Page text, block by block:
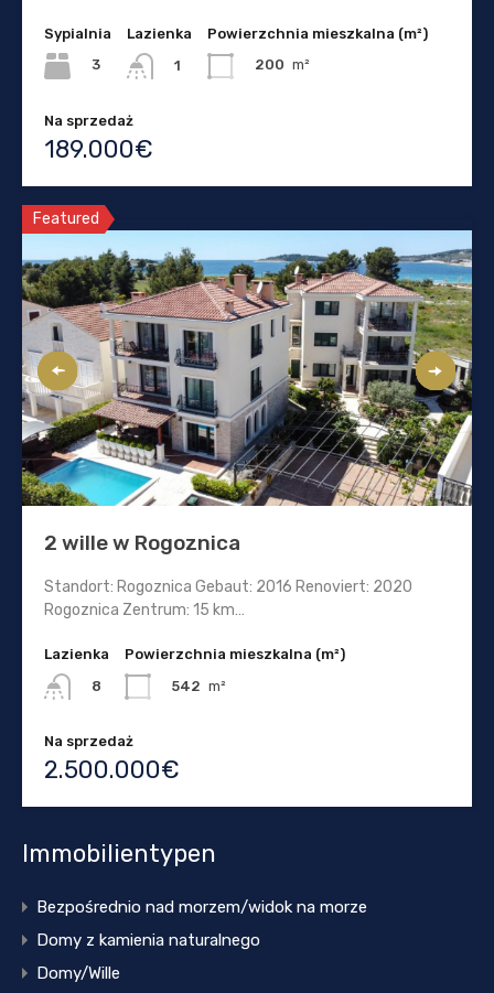
Sypialnia
3
Lazienka
1
Powierzchnia mieszkalna (m²)
200 m²
Na sprzedaż
189.000€
Featured
2 wille w Rogoznica
Standort: Rogoznica Gebaut: 2016 Renoviert: 2020
Rogoznica Zentrum: 15 km…
Lazienka
8
Powierzchnia mieszkalna (m²)
542 m²
Na sprzedaż
2.500.000€
Immobilientypen
Bezpośrednio nad morzem/widok na morze
Domy z kamienia naturalnego
Domy/Wille